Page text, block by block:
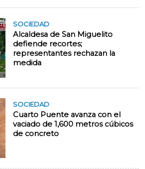
SOCIEDAD
Alcaldesa de San Miguelito
defiende recortes;
representantes rechazan la
medida
SOCIEDAD
Cuarto Puente avanza con el
vaciado de 1,600 metros cúbicos
de concreto